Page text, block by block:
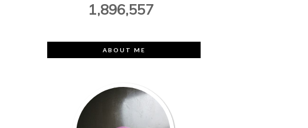
1,896,557
ABOUT ME